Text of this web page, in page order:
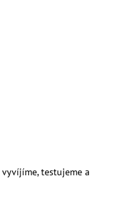
testujeme a